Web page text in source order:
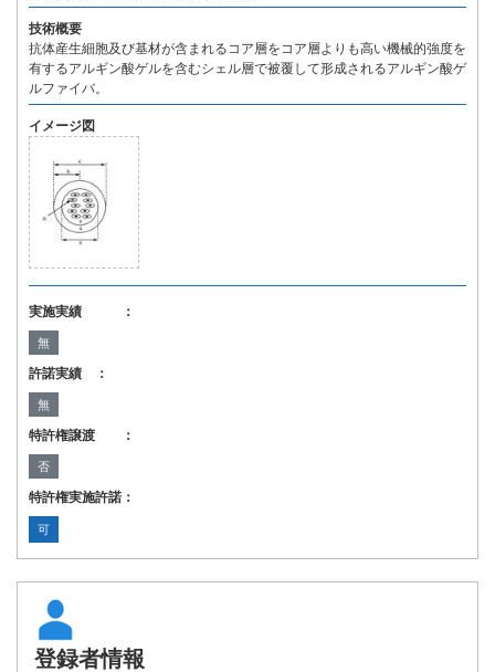
技術概要
抗体産生細胞及び基材が含まれるコア層をコア層よりも高い機械的強度を
有するアルギン酸ゲルを含むシェル層で被覆して形成されるアルギン酸ゲ
ルファイバ。
イメージ図
実施実績 ：
無
許諾実績 ：
無
特許権譲渡 ：
否
特許権実施許諾：
可
登録者情報